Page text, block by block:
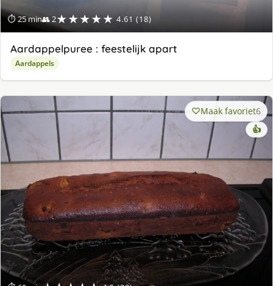
⏱ 25 min👥 2★★★★★ 4.61 (18)
Aardappelpuree : feestelijk apart
Aardappels
Maak favoriet6
👍